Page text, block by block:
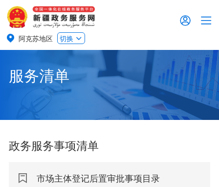
阿克苏地区 切换
服务清单
政务服务事项清单
市场主体登记后置审批事项目录